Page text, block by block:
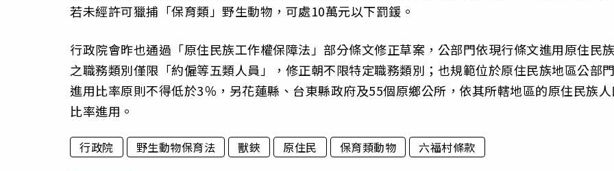
若未經許可獵捕「保育類」野生動物，可處10萬元以下罰鍰。
行政院會昨也通過「原住民族工作權保障法」部分條文修正草案，公部門依現行條文進用原住民
之職務類別僅限「約僱等五類人員」，修正朝不限特定職務類別；也規範位於原住民族地區公部
進用比率原則不得低於3％，另花蓮縣、台東縣政府及55個原鄉公所，依其所轄地區的原住民族
比率進用。
行政院 野生動物保育法 獸鋏 原住民 保育類動物 六福村條款